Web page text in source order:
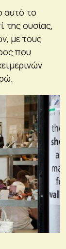
αυτό το
της ουσίας,
με τους
που